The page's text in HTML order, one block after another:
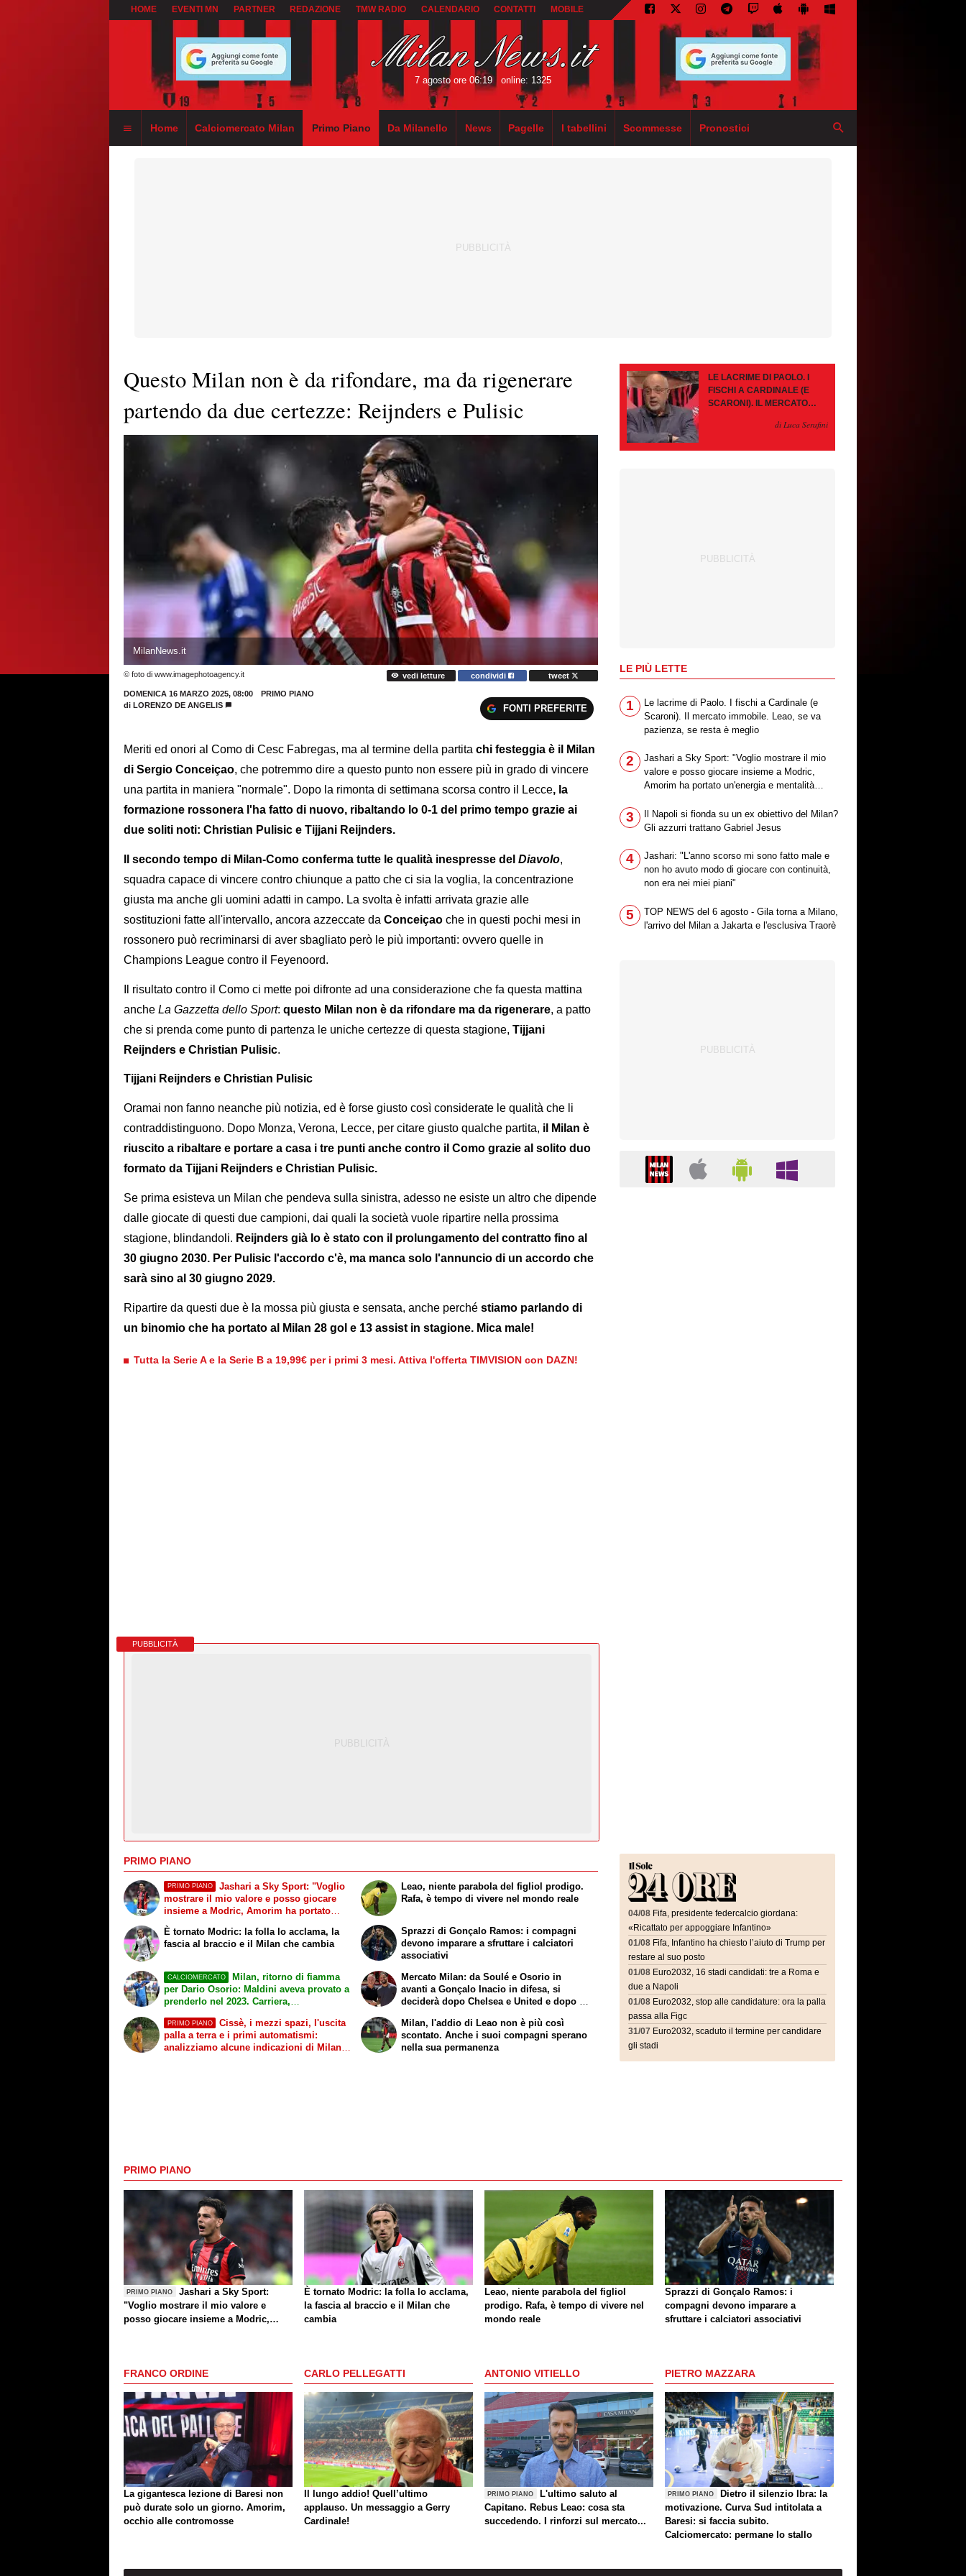
HOME EVENTI MN PARTNER REDAZIONE TMW RADIO CALENDARIO CONTATTI MOBILE
7 agosto ore 06:19 online: 1325
Home Calciomercato Milan Primo Piano Da Milanello News Pagelle I tabellini Scommesse Pronostici
Questo Milan non è da rifondare, ma da rigenerare
partendo da due certezze: Reijnders e Pulisic
MilanNews.it
© foto di www.imagephotoagency.it vedi letture condividi tweet
DOMENICA 16 MARZO 2025, 08:00
PRIMO PIANO
di LORENZO DE ANGELIS FONTI PREFERITE
Meriti ed onori al Como di Cesc Fabregas, ma al termine della partita chi festeggia è il Milan
di Sergio Conceiçao, che potremmo dire a questo punto non essere più in grado di vincere
una partita in maniera "normale". Dopo la rimonta di settimana scorsa contro il Lecce, la
formazione rossonera l'ha fatto di nuovo, ribaltando lo 0-1 del primo tempo grazie ai
due soliti noti: Christian Pulisic e Tijjani Reijnders.
Il secondo tempo di Milan-Como conferma tutte le qualità inespresse del Diavolo,
squadra capace di vincere contro chiunque a patto che ci sia la voglia, la concentrazione
giusta ma anche gli uomini adatti in campo. La svolta è infatti arrivata grazie alle
sostituzioni fatte all'intervallo, ancora azzeccate da Conceiçao che in questi pochi mesi in
rossonero può recriminarsi di aver sbagliato però le più importanti: ovvero quelle in
Champions League contro il Feyenoord.
Il risultato contro il Como ci mette poi difronte ad una considerazione che fa questa mattina
anche La Gazzetta dello Sport: questo Milan non è da rifondare ma da rigenerare, a patto
che si prenda come punto di partenza le uniche certezze di questa stagione, Tijjani
Reijnders e Christian Pulisic.
Tijjani Reijnders e Christian Pulisic
Oramai non fanno neanche più notizia, ed è forse giusto così considerate le qualità che li
contraddistinguono. Dopo Monza, Verona, Lecce, per citare giusto qualche partita, il Milan è
riuscito a ribaltare e portare a casa i tre punti anche contro il Como grazie al solito duo
formato da Tijjani Reijnders e Christian Pulisic.
Se prima esisteva un Milan che pendeva sulla sinistra, adesso ne esiste un altro che dipende
dalle giocate di questi due campioni, dai quali la società vuole ripartire nella prossima
stagione, blindandoli. Reijnders già lo è stato con il prolungamento del contratto fino al
30 giugno 2030. Per Pulisic l'accordo c'è, ma manca solo l'annuncio di un accordo che
sarà sino al 30 giugno 2029.
Ripartire da questi due è la mossa più giusta e sensata, anche perché stiamo parlando di
un binomio che ha portato al Milan 28 gol e 13 assist in stagione. Mica male!
Tutta la Serie A e la Serie B a 19,99€ per i primi 3 mesi. Attiva l'offerta TIMVISION con DAZN!
PUBBLICITÀ
PRIMO PIANO
PRIMO PIANO
Jashari a Sky Sport: "Voglio
mostrare il mio valore e posso giocare
insieme a Modric, Amorim ha portato
È tornato Modric: la folla lo acclama, la
fascia al braccio e il Milan che cambia
Leao, niente parabola del figliol prodigo.
Rafa, è tempo di vivere nel mondo reale
Sprazzi di Gonçalo Ramos: i compagni
devono imparare a sfruttare i calciatori
associativi
CALCIOMERCATO
Milan, ritorno di fiamma
per Dario Osorio: Maldini aveva provato a
prenderlo nel 2023. Carriera,
PRIMO PIANO
Cissè, i mezzi spazi, l'uscita
palla a terra e i primi automatismi:
analizziamo alcune indicazioni di Milan-
Mercato Milan: da Soulé e Osorio in
avanti a Gonçalo Inacio in difesa, si
deciderà dopo Chelsea e United e dopo le
Milan, l'addio di Leao non è più così
scontato. Anche i suoi compagni sperano
nella sua permanenza
LE LACRIME DI PAOLO. I
FISCHI A CARDINALE (E
SCARONI). IL MERCATO
PAZIENZA, SE RESTA È
di Luca Serafini
LE PIÙ LETTE
1
Le lacrime di Paolo. I fischi a Cardinale (e
Scaroni). Il mercato immobile. Leao, se va
pazienza, se resta è meglio
2
Jashari a Sky Sport: "Voglio mostrare il mio
valore e posso giocare insieme a Modric,
Amorim ha portato un'energia e mentalità
3
Il Napoli si fionda su un ex obiettivo del Milan?
Gli azzurri trattano Gabriel Jesus
4
Jashari: "L'anno scorso mi sono fatto male e
non ho avuto modo di giocare con continuità,
non era nei miei piani"
5
TOP NEWS del 6 agosto - Gila torna a Milano,
l'arrivo del Milan a Jakarta e l'esclusiva Traorè
04/08 Fifa, presidente federcalcio giordana:
«Ricattato per appoggiare Infantino»
01/08 Fifa, Infantino ha chiesto l’aiuto di Trump per
restare al suo posto
01/08 Euro2032, 16 stadi candidati: tre a Roma e
due a Napoli
01/08 Euro2032, stop alle candidature: ora la palla
passa alla Figc
31/07 Euro2032, scaduto il termine per candidare
gli stadi
PRIMO PIANO
PRIMO PIANO
Jashari a Sky Sport:
"Voglio mostrare il mio valore e
posso giocare insieme a Modric,
È tornato Modric: la folla lo acclama,
la fascia al braccio e il Milan che
cambia
Leao, niente parabola del figliol
prodigo. Rafa, è tempo di vivere nel
mondo reale
Sprazzi di Gonçalo Ramos: i
compagni devono imparare a
sfruttare i calciatori associativi
FRANCO ORDINE
La gigantesca lezione di Baresi non
può durate solo un giorno. Amorim,
occhio alle contromosse
CARLO PELLEGATTI
Il lungo addio! Quell’ultimo
applauso. Un messaggio a Gerry
Cardinale!
ANTONIO VITIELLO
PRIMO PIANO
L'ultimo saluto al
Capitano. Rebus Leao: cosa sta
succedendo. I rinforzi sul mercato...
PIETRO MAZZARA
PRIMO PIANO
Dietro il silenzio Ibra: la
motivazione. Curva Sud intitolata a
Baresi: si faccia subito.
Calciomercato: permane lo stallo